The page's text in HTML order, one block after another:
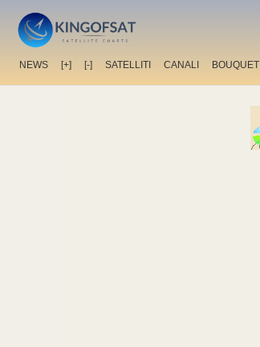
NEWS [+] [-] SATELLITI CANALI BOUQUET